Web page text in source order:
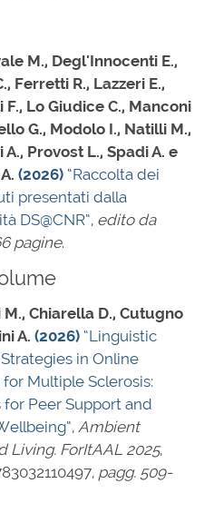
M., Degl'Innocenti E.,
Ferretti R., Lazzeri E.,
Lo Giudice C., Manconi
G., Modolo I., Natilli M.,
A., Provost L., Spadi A. e
(2026) “Raccolta dei
presentati dalla
DS@CNR”, edito da
pagine.
Chiarella D., Cutugno
A. (2026) “Linguistic
in Online
for Multiple Sclerosis:
for Peer Support and
, Ambient
Living. ForItAAL 2025,
, pagg. 509-